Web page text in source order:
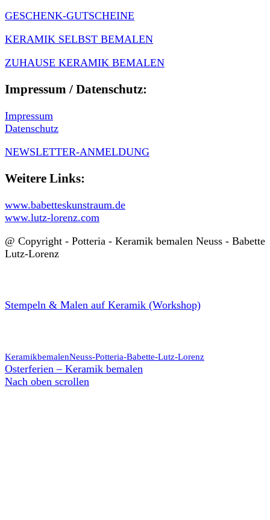
GESCHENK-GUTSCHEINE
KERAMIK SELBST BEMALEN
ZUHAUSE KERAMIK BEMALEN
Impressum / Datenschutz:
Impressum
Datenschutz
NEWSLETTER-ANMELDUNG
Weitere Links:
www.babetteskunstraum.de
www.lutz-lorenz.com
@ Copyright - Potteria - Keramik bemalen Neuss - Babette
Lutz-Lorenz
Stempeln & Malen auf Keramik (Workshop)
KeramikbemalenNeuss-Potteria-Babette-Lutz-Lorenz
Osterferien – Keramik bemalen
Nach oben scrollen